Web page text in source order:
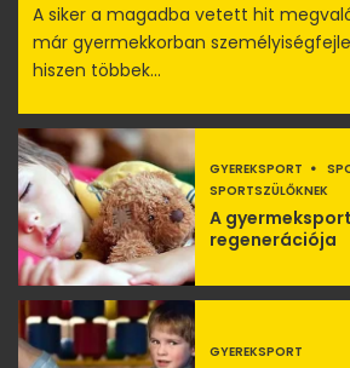
A siker a magadba vetett hit
már gyermekkorban
hiszen többek...
GYEREKSPORT
SPORTSZÜLŐKNEK
A
regenerációja
GYEREKSPORT